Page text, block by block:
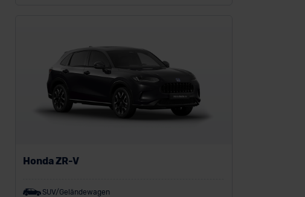
Honda ZR-V
SUV/Geländewagen